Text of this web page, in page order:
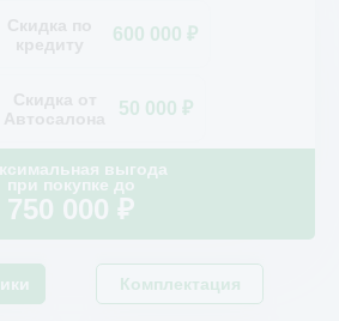
600 000 ₽
50 000 ₽
выгода
при покупке до
750 000 ₽
Комплектация